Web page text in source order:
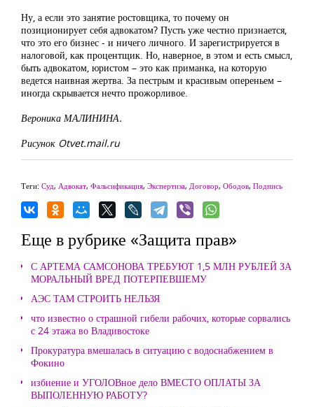
Ну, а если это занятие ростовщика, то почему он
позиционирует себя адвокатом? Пусть уже честно признается,
что это его бизнес - и ничего личного. И зарегистрируется в
налоговой, как процентщик. Но, наверное, в этом и есть смысл,
быть адвокатом, юристом – это как приманка, на которую
ведется наивная жертва. За пестрым и красивым опереньем –
иногда скрывается нечто прожорливое.
Вероника МАЛИНИНА.
Рисунок Otvet.mail.ru
Теги: Суд, Адвокат, Фальсификация, Экспертиза, Договор, Ободов, Подпись
Еще в рубрике «Защита прав»
С АРТЕМА САМСОНОВА ТРЕБУЮТ 1,5 МЛН РУБЛЕЙ ЗА
МОРАЛЬНЫЙ ВРЕД ПОТЕРПЕВШЕМУ
АЭС ТАМ СТРОИТЬ НЕЛЬЗЯ
что известно о страшной гибели рабочих, которые сорвались
с 24 этажа во Владивостоке
Прокуратура вмешалась в ситуацию с водоснабжением в
Фокино
избиение и УГОЛОВное дело ВМЕСТО ОПЛАТЫ ЗА
ВЫПОЛЕННУЮ РАБОТУ?